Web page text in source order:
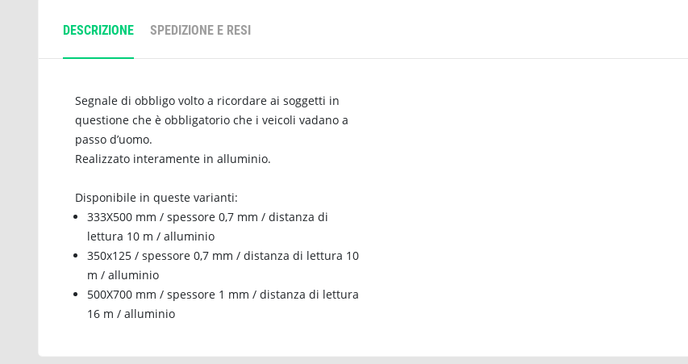
DESCRIZIONE SPEDIZIONE E RESI
Segnale di obbligo volto a ricordare ai soggetti in
questione che è obbligatorio che i veicoli vadano a
passo d’uomo.
Realizzato interamente in alluminio.
Disponibile in queste varianti:
333X500 mm / spessore 0,7 mm / distanza di
lettura 10 m / alluminio
350x125 / spessore 0,7 mm / distanza di lettura 10
m / alluminio
500X700 mm / spessore 1 mm / distanza di lettura
16 m / alluminio